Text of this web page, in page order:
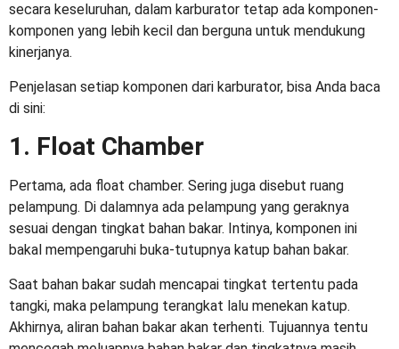
secara keseluruhan, dalam karburator tetap ada komponen-
komponen yang lebih kecil dan berguna untuk mendukung
kinerjanya.
Penjelasan setiap komponen dari karburator, bisa Anda baca
di sini:
1. Float Chamber
Pertama, ada float chamber. Sering juga disebut ruang
pelampung. Di dalamnya ada pelampung yang geraknya
sesuai dengan tingkat bahan bakar. Intinya, komponen ini
bakal mempengaruhi buka-tutupnya katup bahan bakar.
Saat bahan bakar sudah mencapai tingkat tertentu pada
tangki, maka pelampung terangkat lalu menekan katup.
Akhirnya, aliran bahan bakar akan terhenti. Tujuannya tentu